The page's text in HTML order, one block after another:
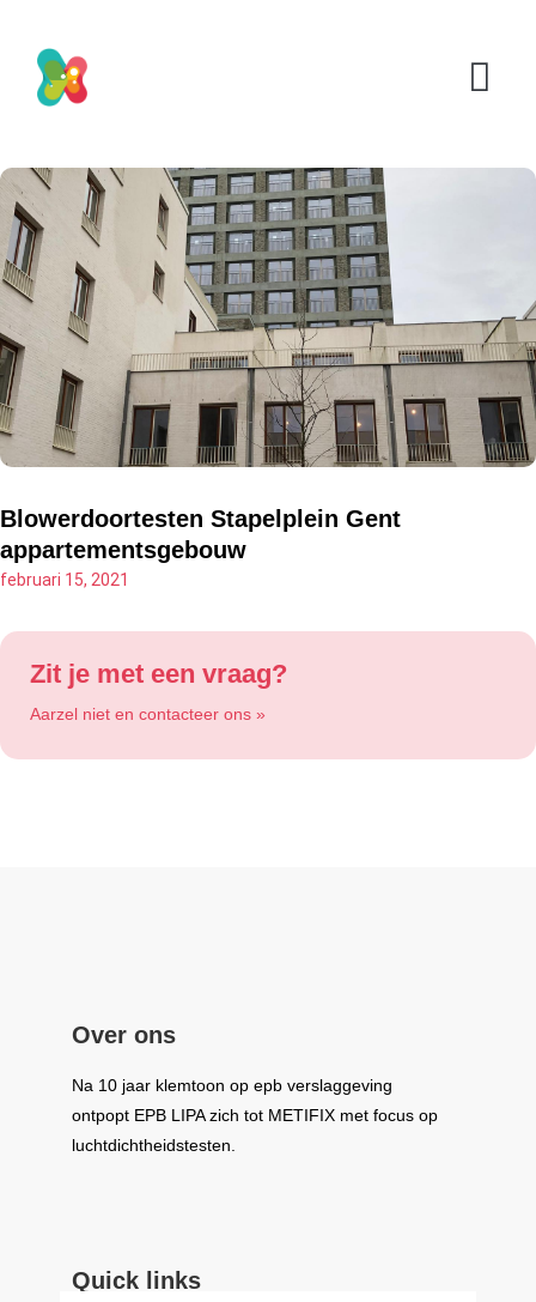
Blowerdoortesten Stapelplein Gent
appartementsgebouw
februari 15, 2021
Zit je met een vraag?
Aarzel niet en contacteer ons »
Over ons
Na 10 jaar klemtoon op epb verslaggeving
ontpopt EPB LIPAzich tot METIFIX met focus op
luchtdichtheidstesten.
Quick links